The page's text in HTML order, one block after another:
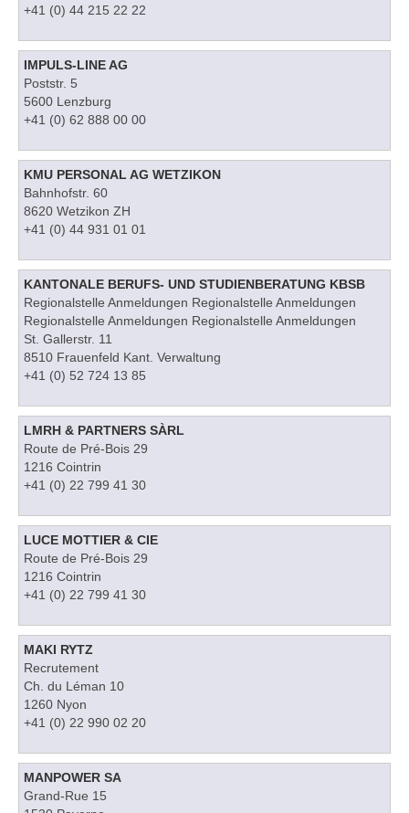
+41 (0) 44 215 22 22
IMPULS-LINE AG
Poststr. 5
5600 Lenzburg
+41 (0) 62 888 00 00
KMU PERSONAL AG WETZIKON
Bahnhofstr. 60
8620 Wetzikon ZH
+41 (0) 44 931 01 01
KANTONALE BERUFS- UND STUDIENBERATUNG KBSB
Regionalstelle Anmeldungen Regionalstelle Anmeldungen
Regionalstelle Anmeldungen Regionalstelle Anmeldungen
St. Gallerstr. 11
8510 Frauenfeld Kant. Verwaltung
+41 (0) 52 724 13 85
LMRH & PARTNERS SÀRL
Route de Pré-Bois 29
1216 Cointrin
+41 (0) 22 799 41 30
LUCE MOTTIER & CIE
Route de Pré-Bois 29
1216 Cointrin
+41 (0) 22 799 41 30
MAKI RYTZ
Recrutement
Ch. du Léman 10
1260 Nyon
+41 (0) 22 990 02 20
MANPOWER SA
Grand-Rue 15